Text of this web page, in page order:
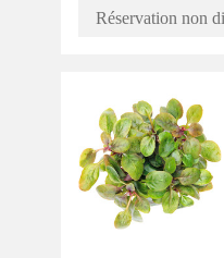
Réservation non